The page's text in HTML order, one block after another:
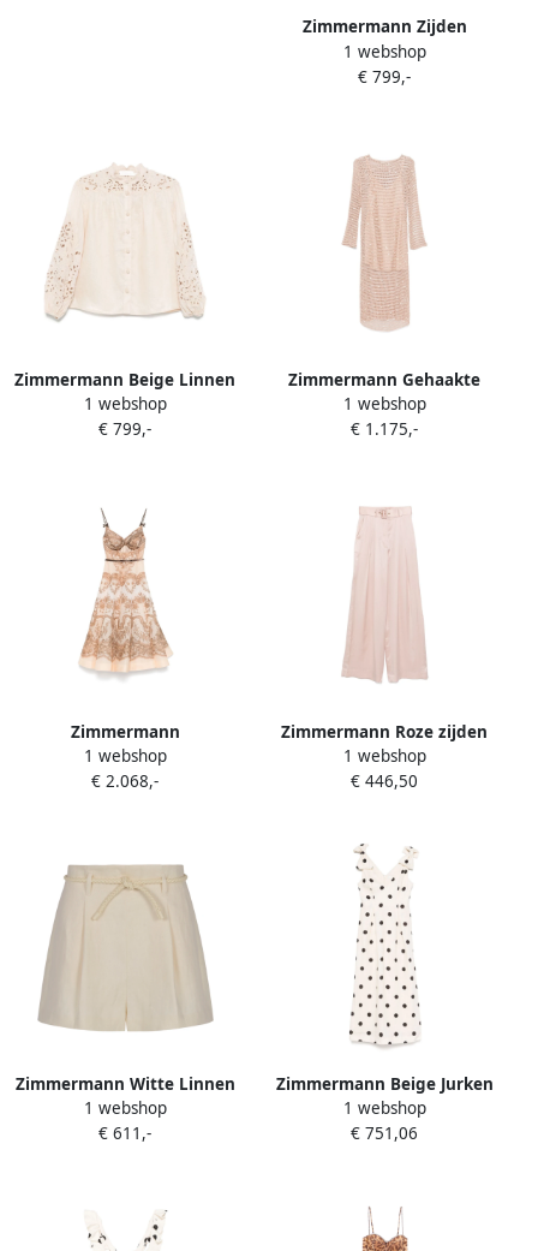
Zimmermann Zijden
korsetjurk in zand Beige
Dames
1 webshop
€ 799,-
Zimmermann Beige Linnen
Shirt met Broderie Anglaise
Beige Dames
1 webshop
€ 799,-
Zimmermann Gehaakte
Gebreide Boothals Jurk
Beige Dames
1 webshop
€ 1.175,-
Zimmermann
Bloemenkanten Jurk met
Kristalversiering Beige
1 webshop
€ 2.068,-
Zimmermann Roze zijden
palazzo broek Beige Dames
1 webshop
€ 446,50
Zimmermann Witte Linnen
Tuck Korte Broek Beige
Dames
1 webshop
€ 611,-
Zimmermann Beige Jurken
met Milieucertificering
Beige Dames
1 webshop
€ 751,06